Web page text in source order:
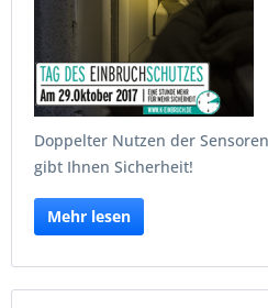
Doppelter Nutzen der
gibt Ihnen Sicherheit!
Mehr lesen